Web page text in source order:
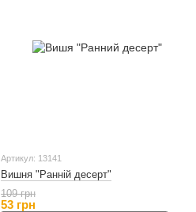
Артикул: 13141
Вишня "Ранній десерт"
109 грн
53 грн